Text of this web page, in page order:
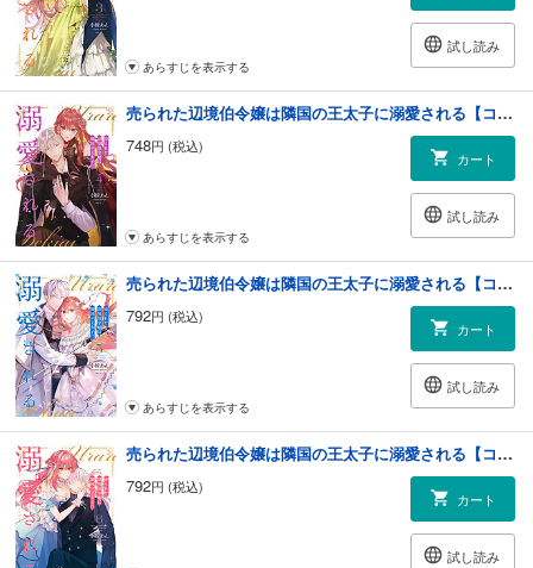
試し読み
あらすじを表示する
売られた辺境伯令嬢は隣国の王太子に溺愛される【コミックス版】 ： 4
748円 (税込)
カート
試し読み
あらすじを表示する
売られた辺境伯令嬢は隣国の王太子に溺愛される【コミックス版】 ： 5
792円 (税込)
カート
試し読み
あらすじを表示する
売られた辺境伯令嬢は隣国の王太子に溺愛される【コミックス版】 ： 6
792円 (税込)
カート
試し読み